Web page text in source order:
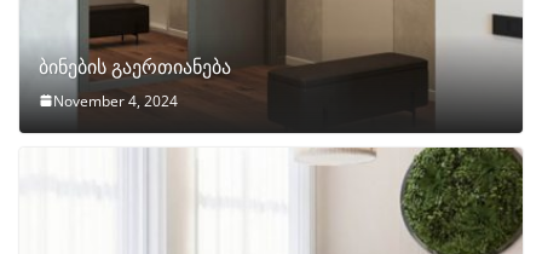
ბინების გაერთიანება
November 4, 2024